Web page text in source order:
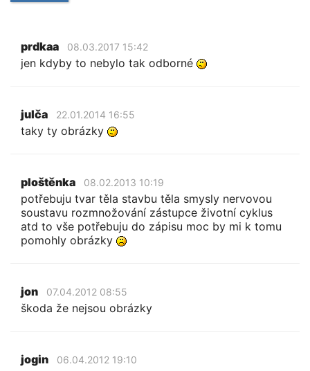
prdkaa 08.03.2017 15:42
jen kdyby to nebylo tak odborné
julča 22.01.2014 16:55
taky ty obrázky
ploštěnka 08.02.2013 10:19
potřebuju tvar těla stavbu těla smysly nervovou
soustavu rozmnožování zástupce životní cyklus
atd to vše potřebuju do zápisu moc by mi k tomu
pomohly obrázky
jon 07.04.2012 08:55
škoda že nejsou obrázky
jogin 06.04.2012 19:10